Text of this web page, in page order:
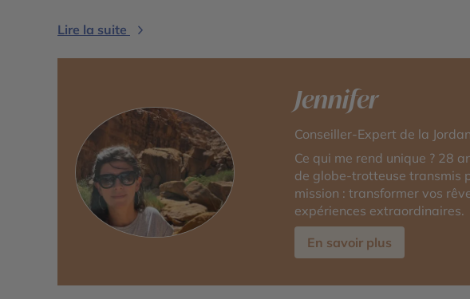
Lire la suite
Jennifer
Conseiller-Expert de la
Ce qui me rend unique ? 28
de globe-trotteuse transmis
mission : transformer vos
expériences extraordinaires.
En savoir plus